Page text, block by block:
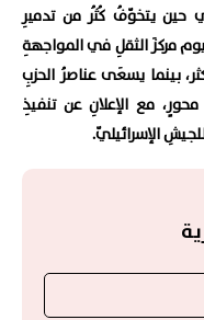
حين يتخوّفُ كُثُر من تدميرِ
مركزَ الثقلِ في المواجهةِ
بينما يسعَى عناصرُ الحزبِ
مع الإعلانِ عن تنفيذِ
الإسرائيليّ.